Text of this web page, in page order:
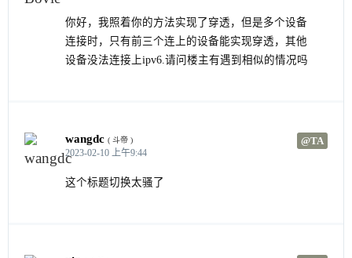
你好，我照着你的方法实现了穿透，但是多个设备
连接时，只有前三个连上的设备能实现穿透，其他
设备没法连接上ipv6.请问楼主有遇到相似的情况吗
wangdc @TA
( 斗帝 )
2023-02-10 上午9:44
这个标题切换太骚了